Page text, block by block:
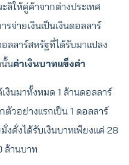
ลิให้คู่ค้าจากต่างประเทศ
จ่ายเงินเป็นเงินดอลลาร์
ลลาร์สหรัฐที่ได้รับมาแปลง
นั้นค่าเงินบาทแข็งค่า
งินมาทั้งหมด 1 ล้านดอลลาร์
ตัวอย่างแรกเป็น 1 ดอลลาร์
งคั่งได้รับเงินบาทเพียงแค่ 28
ล้านบาท